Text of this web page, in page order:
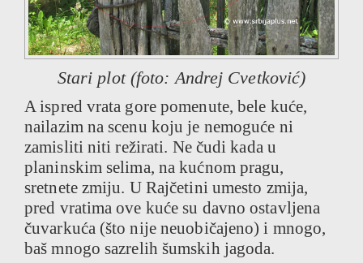
Stari plot (foto: Andrej Cvetković)
A ispred vrata gore pomenute, bele kuće,
nailazim na scenu koju je nemoguće ni
zamisliti niti režirati. Ne čudi kada u
planinskim selima, na kućnom pragu,
sretnete zmiju. U Rajčetini umesto zmija,
pred vratima ove kuće su davno ostavljena
čuvarkuća (što nije neuobičajeno) i mnogo,
baš mnogo sazrelih šumskih jagoda.